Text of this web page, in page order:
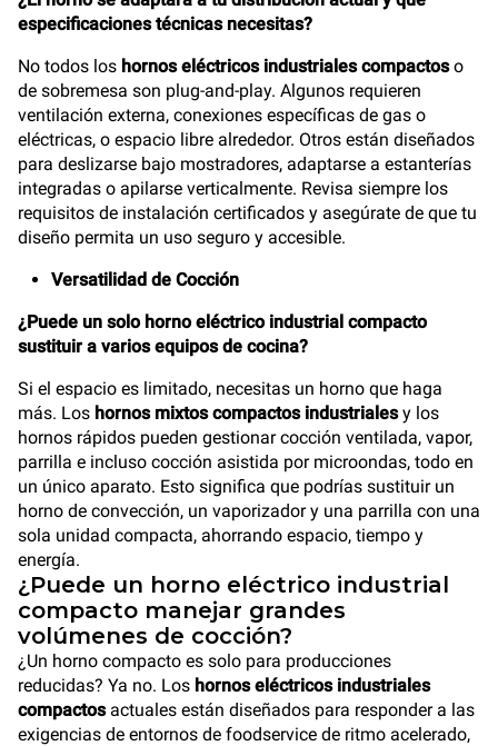
especificaciones técnicas necesitas?
No todos los hornos eléctricos industriales compactoso
de sobremesa son plug-and-play. Algunos requieren
ventilación externa, conexiones específicas de gas o
eléctricas, o espacio libre alrededor. Otros están diseñados
para deslizarse bajo mostradores, adaptarse a estanterías
integradas o apilarse verticalmente. Revisa siempre los
requisitos de instalación certificados y asegúrate de que tu
diseño permita un uso seguro y accesible.
Versatilidad de Cocción
¿Puede un solo horno eléctrico industrial compacto
sustituir a varios equipos de cocina?
Si el espacio es limitado, necesitas un horno que haga
más. Los hornos mixtos compactos industrialesy los
hornos rápidos pueden gestionar cocción ventilada, vapor,
parrilla e incluso cocción asistida por microondas, todo en
un único aparato. Esto significa que podrías sustituir un
horno de convección, un vaporizador y una parrilla con una
sola unidad compacta, ahorrando espacio, tiempo y
energía.
¿Puede un horno eléctrico industrial
compacto manejar grandes
volúmenes de cocción?
¿Un horno compacto es solo para producciones
reducidas? Ya no. Los hornos eléctricos industriales
compactosactuales están diseñados para responder a las
exigencias de entornos de foodservice de ritmo acelerado,